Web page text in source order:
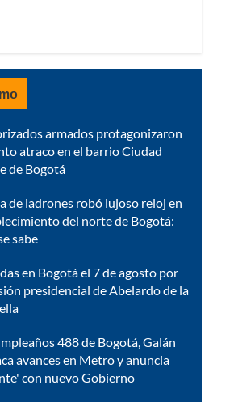
armados protagonizaron
atraco en el barrio Ciudad
de Bogotá
de ladrones robó lujoso reloj en
del norte de Bogotá:
sabe
en Bogotá el 7 de agosto por
presidencial de Abelardo de la
488 de Bogotá, Galán
avances en Metro y anuncia
con nuevo Gobierno